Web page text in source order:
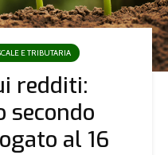
E TRIBUTARIA
redditi:
secondo
al 16